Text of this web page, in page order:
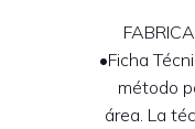
•Ficha
método
área. La